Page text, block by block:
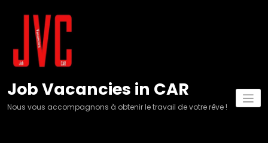
Job Vacancies in CAR
Nous vous accompagnons à obtenir le travail de votre rêve !